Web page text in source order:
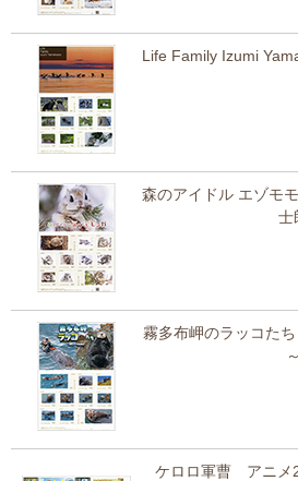
Life Family Izumi
森のアイドル エゾモ
士
霧多布岬のラッコた
～
ケロロ軍曹 アニメ